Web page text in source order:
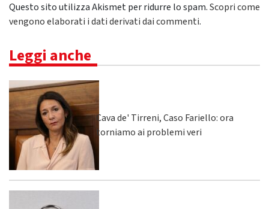
Questo sito utilizza Akismet per ridurre lo spam.Scopri come
vengono elaborati i dati derivati dai commenti.
Leggi anche
Cava de' Tirreni, Caso Fariello: ora
torniamo ai problemi veri